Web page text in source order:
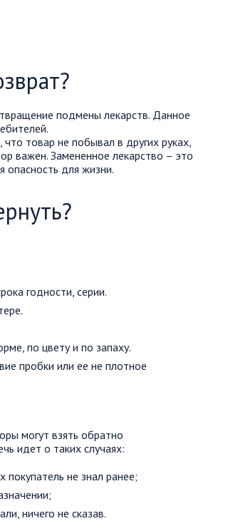
подмены лекарств. Данное
товар не побывал в других руках,
важен. Замененное лекарство – это
опасность для жизни.
годности, серии.
по цвету и по запаху.
пробки или ее не плотное
могут взять обратно
идет о таких случаях:
не знал ранее;
ничего не сказав.